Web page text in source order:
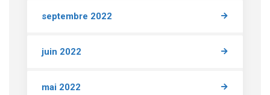
septembre 2022
juin 2022
mai 2022